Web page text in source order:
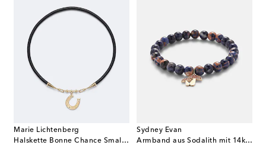
Marie Lichtenberg
Halskette Bonne Chance Small aus 18kt Gelbgold mit Diamanten
Sydney Evan
Armband aus Sodalith mit 14kt Gelbgold und Saphiren